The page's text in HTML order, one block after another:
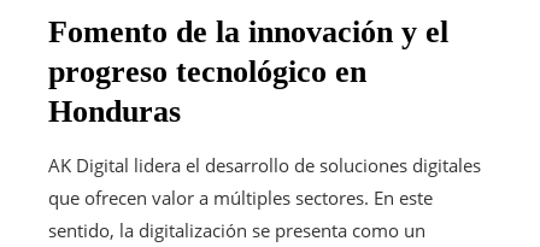
Fomento de la innovación y el
progreso tecnológico en
Honduras
AK Digital lidera el desarrollo de soluciones digitales
que ofrecen valor a múltiples sectores. En este
sentido, la digitalización se presenta como un